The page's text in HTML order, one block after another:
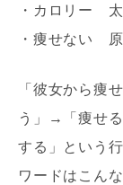
・カロリー
・痩せない
「彼女から痩
う」→「痩せ
する」という
ワードはこん